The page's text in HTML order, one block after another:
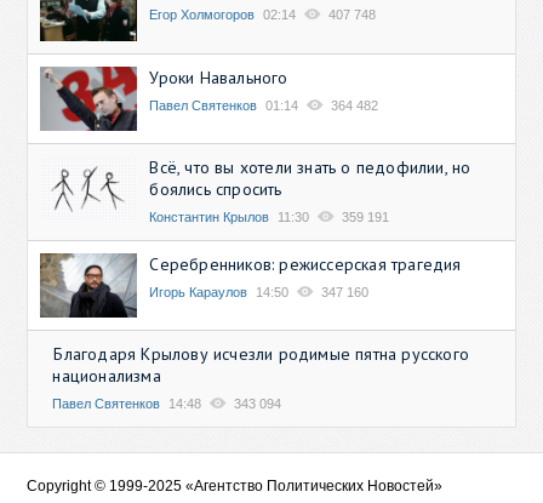
Егор Холмогоров 02:14 407 748
Уроки Навального
Павел Святенков 01:14 364 482
Всё, что вы хотели знать о педофилии, но
боялись спросить
Константин Крылов 11:30 359 191
Серебренников: режиссерская трагедия
Игорь Караулов 14:50 347 160
Благодаря Крылову исчезли родимые пятна русского
национализма
Павел Святенков 14:48 343 094
Copyright © 1999-2025 «Агентство Политических Новостей»